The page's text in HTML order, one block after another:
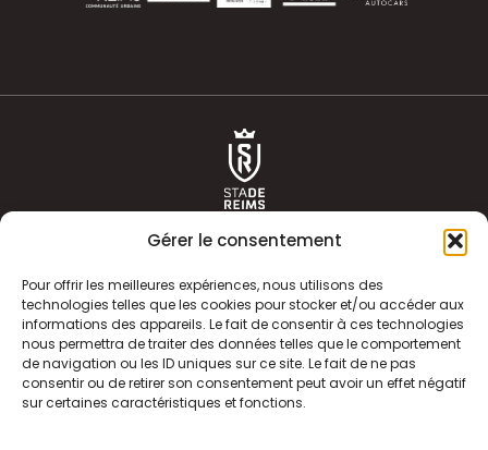
Gérer le consentement
Pour offrir les meilleures expériences, nous utilisons des
technologies telles que les cookies pour stocker et/ou accéder aux
informations des appareils. Le fait de consentir à ces technologies
nous permettra de traiter des données telles que le comportement
de navigation ou les ID uniques sur ce site. Le fait de ne pas
consentir ou de retirer son consentement peut avoir un effet négatif
sur certaines caractéristiques et fonctions.
ACTUALITÉS
CLUB
HISTOIRE
ÉQUIPE PREMIERE